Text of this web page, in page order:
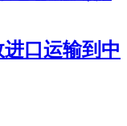
口运输到中